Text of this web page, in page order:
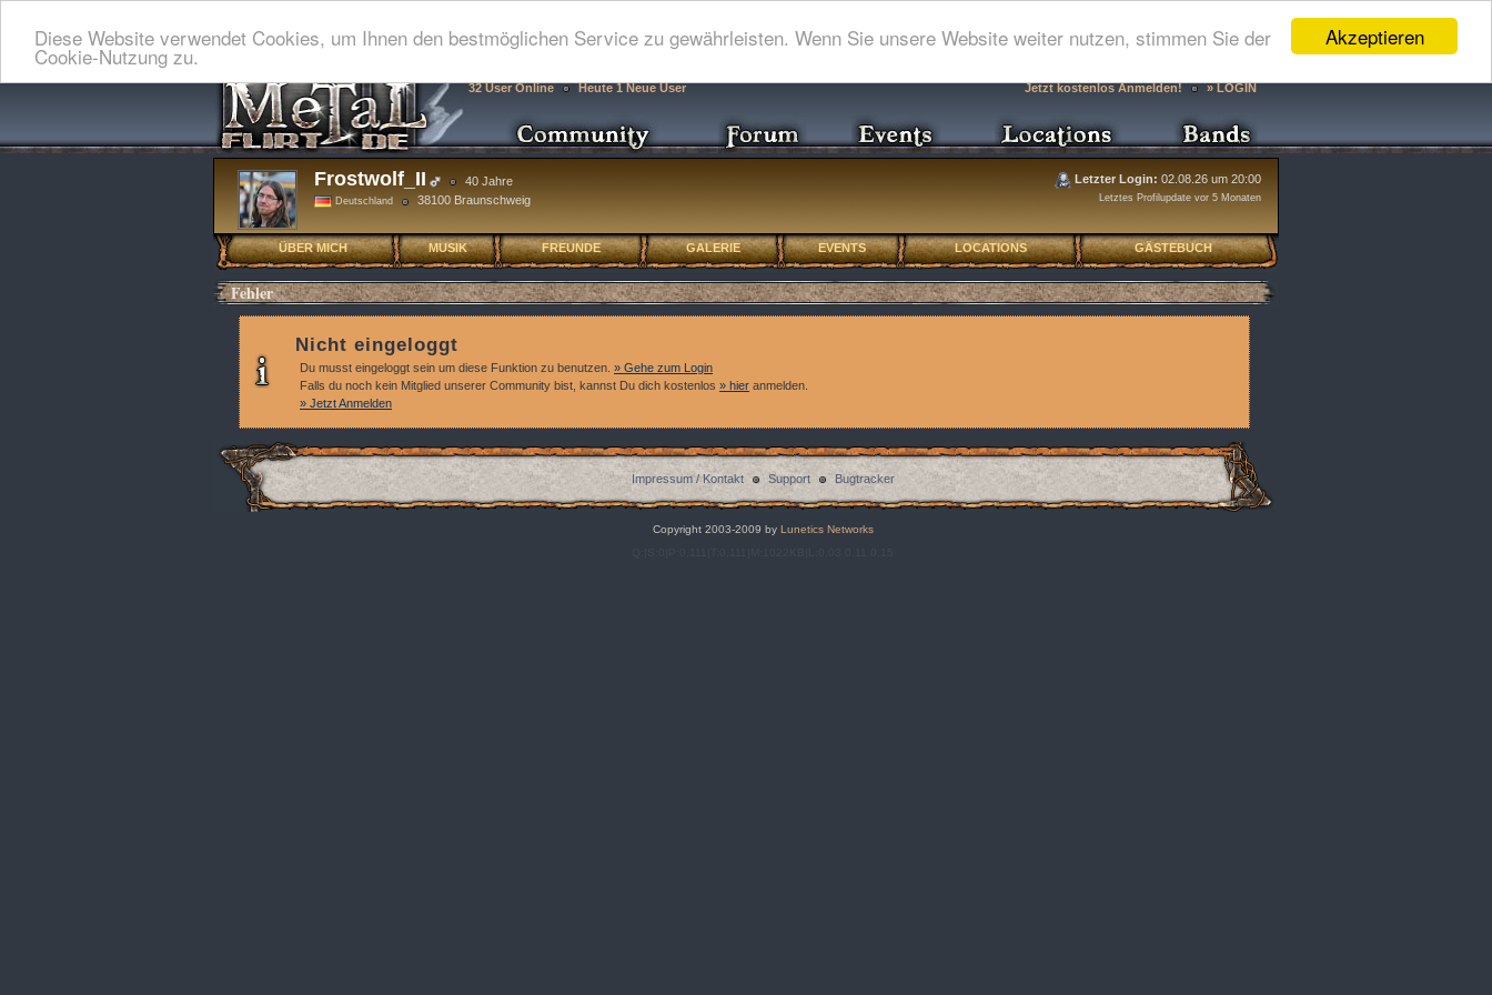
Akzeptieren
Diese Website verwendet Cookies, um Ihnen den bestmöglichen Service zu gewährleisten. Wenn Sie unsere Website weiter nutzen, stimmen Sie der
Cookie-Nutzung zu.
32 User Online Heute 1 Neue User Jetzt kostenlos Anmelden! » LOGIN
Frostwolf_II 40 Jahre
Deutschland 38100 Braunschweig
Letzter Login: 02.08.26 um 20:00
Letztes Profilupdate vor 5 Monaten
ÜBER MICH MUSIK FREUNDE GALERIE EVENTS LOCATIONS GÄSTEBUCH
Fehler
Nicht eingeloggt
Du musst eingeloggt sein um diese Funktion zu benutzen. » Gehe zum Login
Falls du noch kein Mitglied unserer Community bist, kannst Du dich kostenlos » hier anmelden.
» Jetzt Anmelden
Impressum / Kontakt Support Bugtracker
Copyright 2003-2009 byLunetics Networks